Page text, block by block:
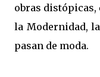
obras distópicas,
la Modernidad,
pasan de moda.